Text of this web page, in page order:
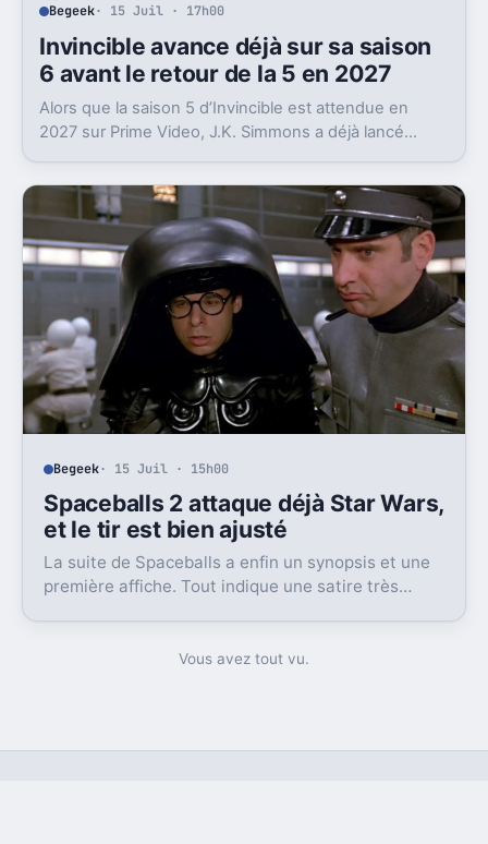
Begeek· 15 Juil · 17h00
Invincible avance déjà sur sa saison
6 avant le retour de la 5 en 2027
Alors que la saison 5 d’Invincible est attendue en
2027 sur Prime Video, J.K. Simmons a déjà lancé
Begeek· 15 Juil · 15h00
Spaceballs 2 attaque déjà Star Wars,
et le tir est bien ajusté
La suite de Spaceballs a enfin un synopsis et une
première affiche. Tout indique une satire très